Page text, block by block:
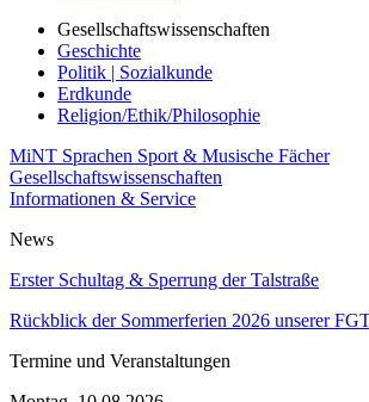
Gesellschaftswissenschaften
Geschichte
Politik | Sozialkunde
Erdkunde
Religion/Ethik/Philosophie
MiNT Sprachen Sport & Musische Fächer
Gesellschaftswissenschaften
Informationen & Service
News
Erster Schultag & Sperrung der Talstraße
Rückblick der Sommerferien 2026 unserer
Termine und Veranstaltungen